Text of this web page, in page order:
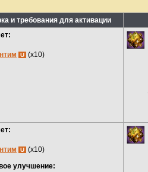
и требования для активации
U (x10)
U (x10)
улучшение: